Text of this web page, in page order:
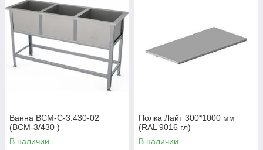
Ванна ВСМ-С-3.430-02
(ВСМ-3/430 )
В наличии
Полка Лайт 300*1000 мм
(RAL 9016 гл)
В наличии